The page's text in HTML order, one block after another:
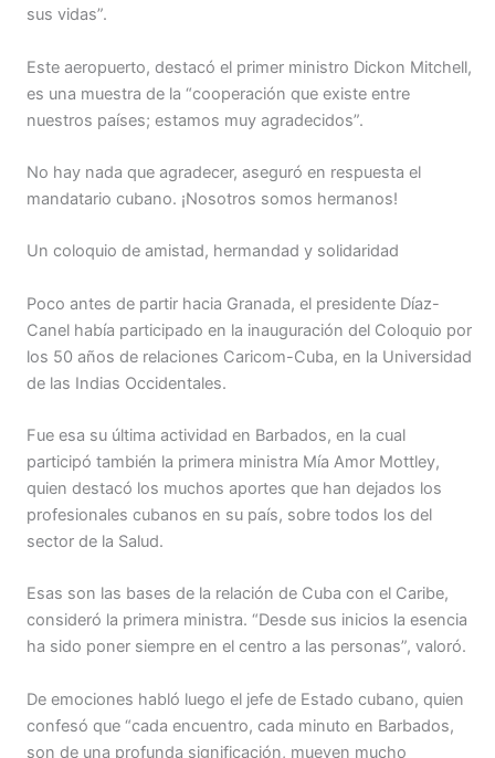
sus vidas”.
Este aeropuerto, destacó el primer ministro Dickon Mitchell,
es una muestra de la “cooperación que existe entre
nuestros países; estamos muy agradecidos”.
No hay nada que agradecer, aseguró en respuesta el
mandatario cubano. ¡Nosotros somos hermanos!
Un coloquio de amistad, hermandad y solidaridad
Poco antes de partir hacia Granada, el presidente Díaz-
Canel había participado en la inauguración del Coloquio por
los 50 años de relaciones Caricom-Cuba, en la Universidad
de las Indias Occidentales.
Fue esa su última actividad en Barbados, en la cual
participó también la primera ministra Mía Amor Mottley,
quien destacó los muchos aportes que han dejados los
profesionales cubanos en su país, sobre todos los del
sector de la Salud.
Esas son las bases de la relación de Cuba con el Caribe,
consideró la primera ministra. “Desde sus inicios la esencia
ha sido poner siempre en el centro a las personas”, valoró.
De emociones habló luego el jefe de Estado cubano, quien
confesó que “cada encuentro, cada minuto en Barbados,
son de una profunda significación, mueven mucho